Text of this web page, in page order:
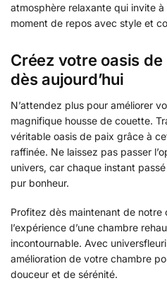
atmosphère relaxante qui invite
moment de repos avec style et
Créez votre oasis
dès aujourd’hui
N’attendez plus pour améliorer
magnifique housse de couette.
véritable oasis de paix grâce à
raffinée. Ne laissez pas passer
univers, car chaque instant
pur bonheur.
Profitez dès maintenant de notre
l’expérience d’une chambre
incontournable. Avec
amélioration de votre chambre
douceur et de sérénité.